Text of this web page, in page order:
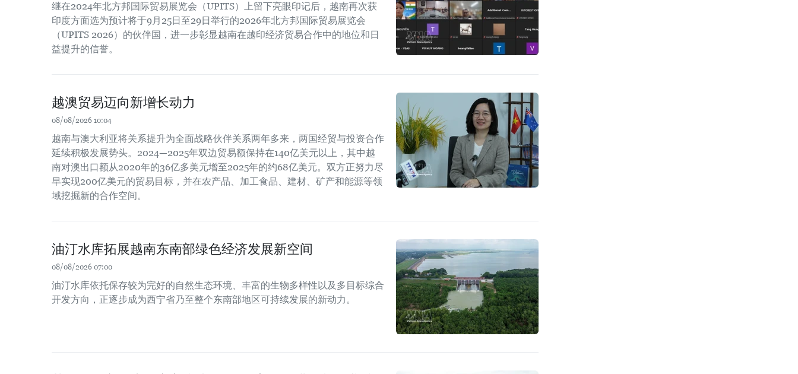
继在2024年北方邦国际贸易展览会（UPITS）上留下亮眼印记后，越南再次获
印度方面选为预计将于9月25日至29日举行的2026年北方邦国际贸易展览会
（UPITS 2026）的伙伴国，进一步彰显越南在越印经济贸易合作中的地位和日
益提升的信誉。
越澳贸易迈向新增长动力
08/08/2026 10:04
越南与澳大利亚将关系提升为全面战略伙伴关系两年多来，两国经贸与投资合作
延续积极发展势头。2024—2025年双边贸易额保持在140亿美元以上，其中越
南对澳出口额从2020年的36亿多美元增至2025年的约68亿美元。双方正努力尽
早实现200亿美元的贸易目标，并在农产品、加工食品、建材、矿产和能源等领
域挖掘新的合作空间。
油汀水库拓展越南东南部绿色经济发展新空间
08/08/2026 07:00
油汀水库依托保存较为完好的自然生态环境、丰富的生物多样性以及多目标综合
开发方向，正逐步成为西宁省乃至整个东南部地区可持续发展的新动力。